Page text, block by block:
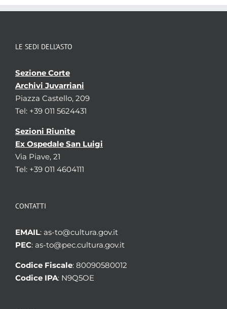
LE SEDI DELL’ASTO
Sezione Corte
Archivi Juvarriani
Piazza Castello, 209
Tel: +39 011 5624431
Sezioni Riunite
Ex Ospedale San Luigi
Via Piave, 21
Tel: +39 011 4604111
CONTATTI
EMAIL: as-to@cultura.gov.it
PEC: as-to@pec.cultura.gov.it
Codice Fiscale: 80090580012
Codice IPA: N9Q5OE